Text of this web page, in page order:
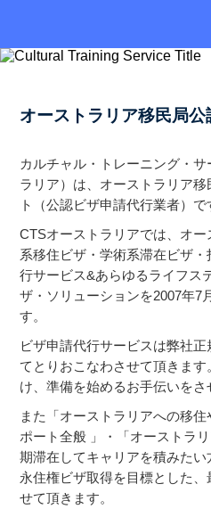
オーストラリア移民局
カルチャル・トレーニング・
ラリア）は、オーストラリア
ト（公認ビザ申請代行業者）で
CTSオーストラリアでは、オ
系移住ビザ・学術系滞在ビザ
行サービス&あらゆるライフス
ザ・ソリューションを2007年7
す。
ビザ申請代行サービスは弊社
てとりおこなわさせて頂きま
け、準備を始めるお手伝いをさ
また「オーストラリアへの移
ポート全般 」・「オーストラ
期滞在してキャリアを積みたい
永住権ビザ取得を目標とした
せて頂きます。